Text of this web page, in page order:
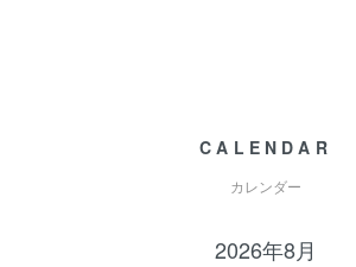
CALENDAR
カレンダー
2026年8月